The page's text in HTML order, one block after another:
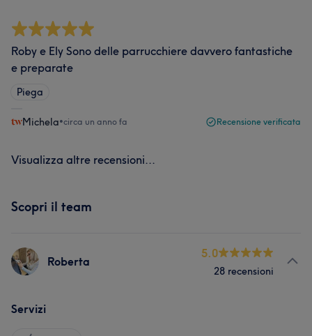
Roby e Ely Sono delle parrucchiere davvero fantastiche
e preparate
Piega
Michela•circa un anno fa Recensione verificata
Visualizza altre recensioni...
Scopri il team
Roberta
5.0
28 recensioni
Servizi